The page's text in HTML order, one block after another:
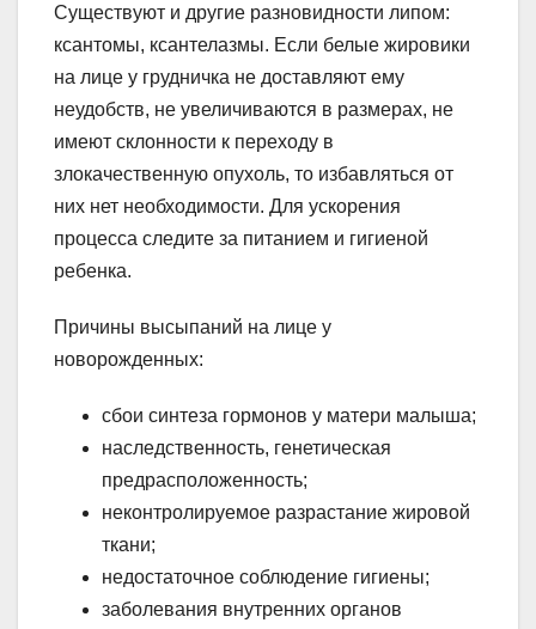
Существуют и другие разновидности липом:
ксантомы, ксантелазмы. Если белые жировики
на лице у грудничка не доставляют ему
неудобств, не увеличиваются в размерах, не
имеют склонности к переходу в
злокачественную опухоль, то избавляться от
них нет необходимости. Для ускорения
процесса следите за питанием и гигиеной
ребенка.
Причины высыпаний на лице у
новорожденных:
сбои синтеза гормонов у матери малыша;
наследственность, генетическая
предрасположенность;
неконтролируемое разрастание жировой
ткани;
недостаточное соблюдение гигиены;
заболевания внутренних органов